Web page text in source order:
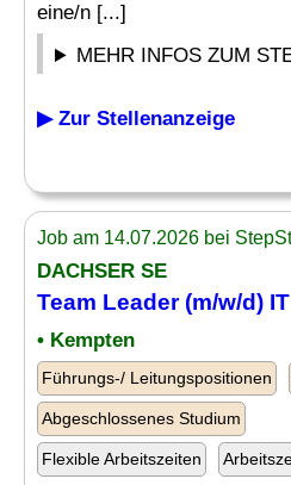
eine/n [...]
MEHR INFOS ZUM
▶ Zur Stellenanzeige
Job am 14.07.2026 bei
DACHSER SE
Team Leader(m/w/d)
• Kempten
Führungs-/ Leitungspositionen
Abgeschlossenes Studium
Flexible Arbeitszeiten